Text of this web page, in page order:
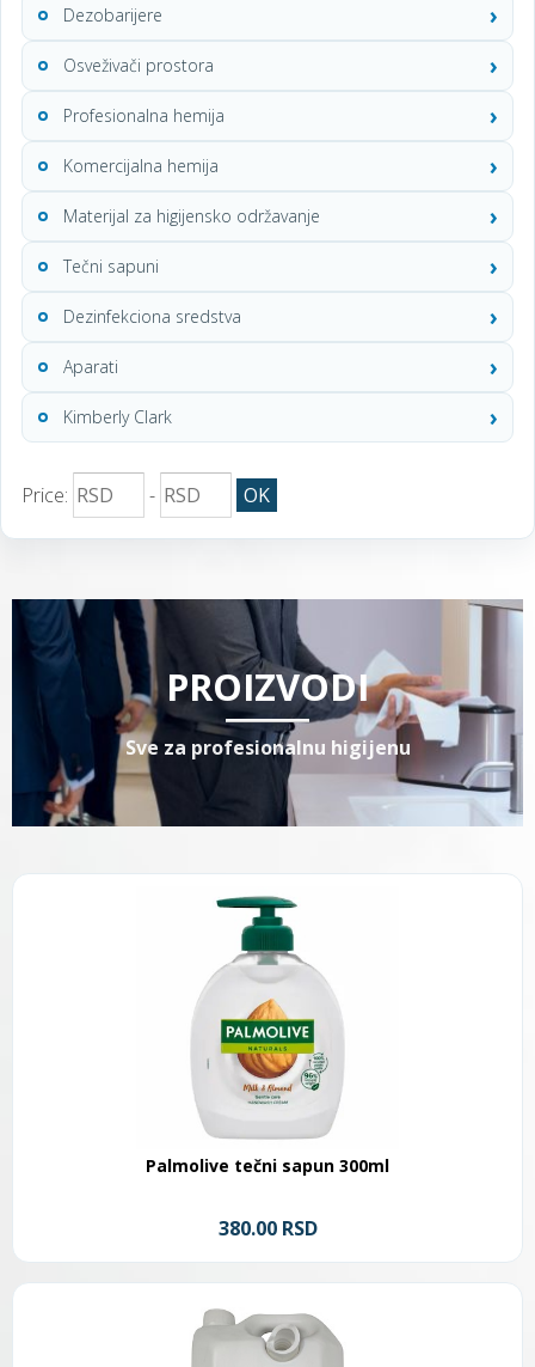
Dezobarijere
Osveživači prostora
Profesionalna hemija
Komercijalna hemija
Materijal za higijensko održavanje
Tečni sapuni
Dezinfekciona sredstva
Aparati
Kimberly Clark
Price: -
PROIZVODI
Sve za profesionalnu higijenu
Palmolive tečni sapun 300ml
380.00 RSD